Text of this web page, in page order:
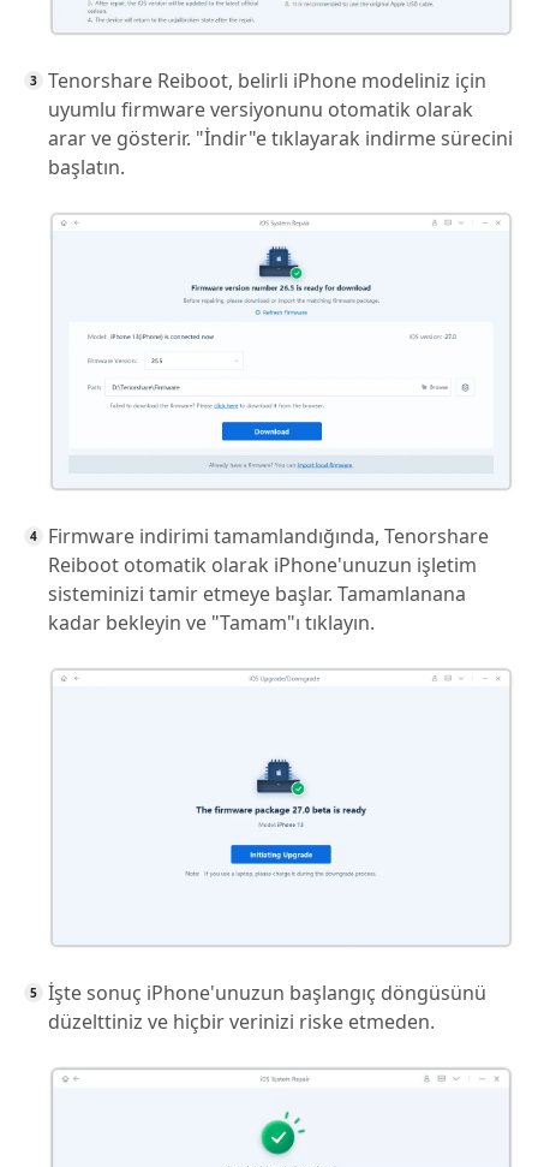
Tenorshare Reiboot, belirli iPhone modeliniz için
uyumlu firmware versiyonunu otomatik olarak
arar ve gösterir. "İndir"e tıklayarak indirme sürecini
başlatın.
Firmware indirimi tamamlandığında, Tenorshare
Reiboot otomatik olarak iPhone'unuzun işletim
sisteminizi tamir etmeye başlar. Tamamlanana
kadar bekleyin ve "Tamam"ı tıklayın.
İşte sonuç iPhone'unuzun başlangıç döngüsünü
düzelttiniz ve hiçbir verinizi riske etmeden.